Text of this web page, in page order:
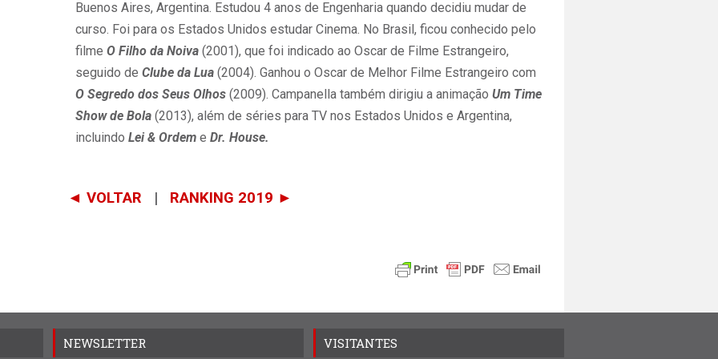
Buenos Aires, Argentina. Estudou 4 anos de Engenharia quando decidiu mudar de
curso. Foi para os Estados Unidos estudar Cinema. No Brasil, ficou conhecido pelo
filme O Filho da Noiva (2001), que foi indicado ao Oscar de Filme Estrangeiro,
seguido de Clube da Lua (2004). Ganhou o Oscar de Melhor Filme Estrangeiro com
O Segredo dos Seus Olhos (2009). Campanella também dirigiu a animação Um Time
Show de Bola (2013), além de séries para TV nos Estados Unidos e Argentina,
incluindo Lei & Ordem e Dr. House.
◄ VOLTAR | RANKING 2019 ►
NEWSLETTER VISITANTES